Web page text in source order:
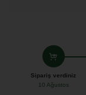
Sipariş verdiniz
10 Ağustos